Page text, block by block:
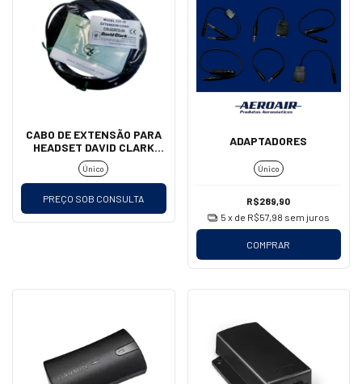
CABO DE EXTENSÃO PARA
HEADSET DAVID CLARK
C31-25FT
Único
PREÇO SOB CONSULTA
ADAPTADORES
Único
R$289,90
5 x de R$57,98 sem juros
COMPRAR